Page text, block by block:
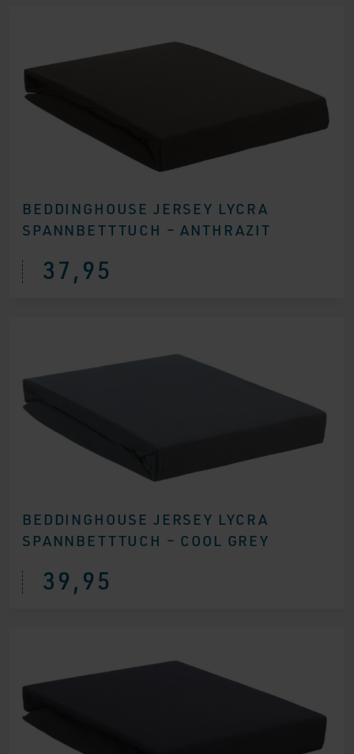
BEDDINGHOUSE JERSEY LYCRA
SPANNBETTTUCH – ANTHRAZIT
37,95
BEDDINGHOUSE JERSEY LYCRA
SPANNBETTTUCH – COOL GREY
39,95